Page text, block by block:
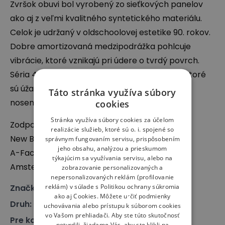
Zvršok obuvi bol vyrobený zo sieťkových panelov
ako aj z veľmi kvalitného syntetického materiálu.
Celok je udržaný v oldschoolovej estetike 90. rokov.
Dobre amortizovaná medzipodrážka pohlcuje
vibrácie, ktoré vznikajú pri údere o tvrdý povrch.
Séria 408 to
, ktoré
sú úžasne aj ako lifestyle sneakersy na bežné
nosenie.
Zodpovedný subjekt:
New Balance Europe BV
A-Factorij, Pilotenstraat 35 – 45, 1059 CH
Amsterdam, The Netherlands
Značka
New Balance
Druh:
Obuv, Sneakersy
Pre koho: Pre neho, Pre ňu
Táto stránka využíva súbory
cookies
Stránka využíva súbory cookies za účelom
realizácie služieb, ktoré sú o. i. spojené so
správnym fungovaním servisu, prispôsobením
jeho obsahu, analýzou a prieskumom
týkajúcim sa využívania servisu, alebo na
zobrazovanie personalizovaných a
nepersonalizovaných reklám (profilovanie
reklám) v súlade s Politikou ochrany súkromia
ako ajCookies. Môžete určiť podmienky
uchovávania alebo prístupu k súborom cookies
vo Vašom prehliadači. Aby ste túto skutočnosť